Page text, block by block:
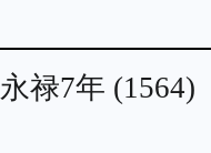
永禄7年 (1564)